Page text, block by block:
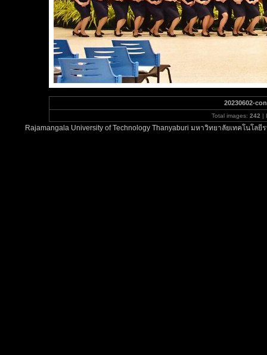
20230602-
Total images: 242 |
Rajamangala University of Technology Thanyaburi มหาวิทยาลัยเทคโน